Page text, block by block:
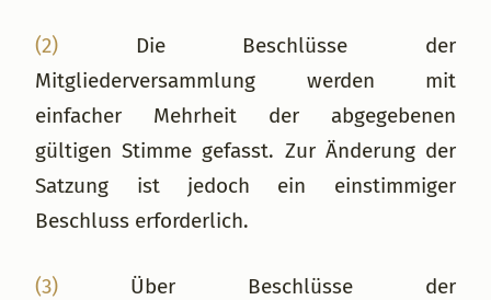
(2) Die Beschlüsse der
Mitgliederversammlung werden mit
einfacher Mehrheit der abgegebenen
gültigen Stimme gefasst. Zur Änderung der
Satzung ist jedoch ein einstimmiger
Beschluss erforderlich.
(3) Über Beschlüsse der